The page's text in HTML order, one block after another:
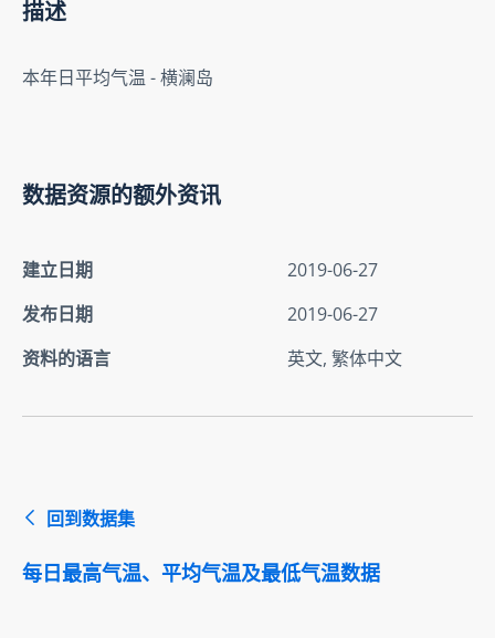
描述
本年日平均气温 - 横澜岛
数据资源的额外资讯
建立日期
2019-06-27
发布日期
2019-06-27
资料的语言
英文, 繁体中文
回到数据集
每日最高气温、平均气温及最低气温数据